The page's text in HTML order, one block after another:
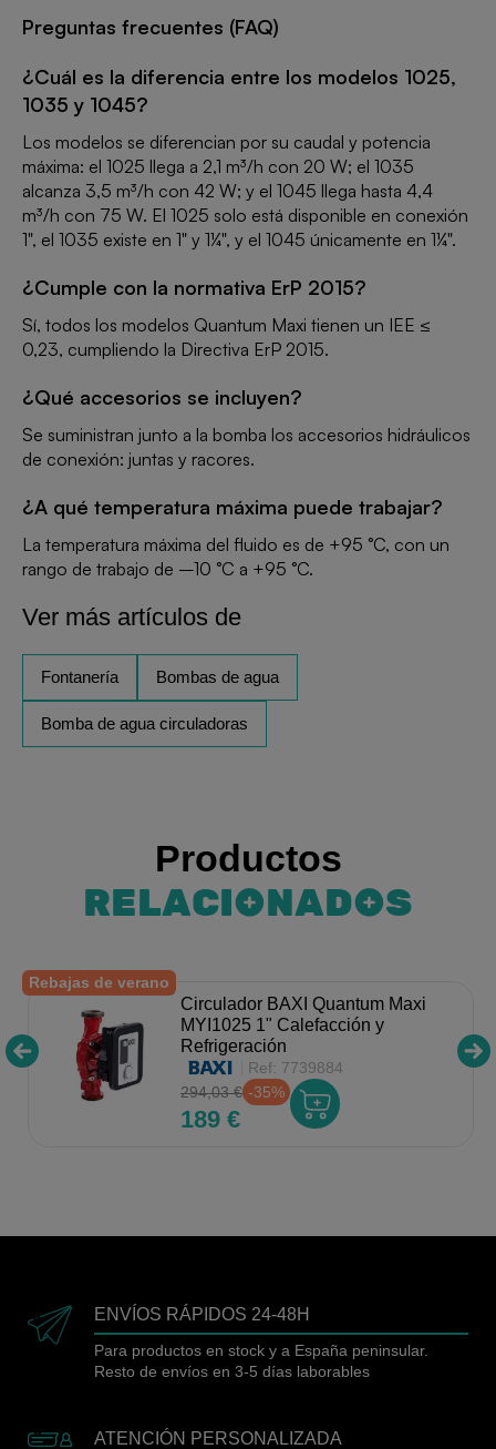
Preguntas frecuentes (FAQ)
¿Cuál es la diferencia entre los modelos 1025,
1035 y 1045?
Los modelos se diferencian por su caudal y potencia
máxima: el 1025 llega a 2,1 m³/h con 20 W; el 1035
alcanza 3,5 m³/h con 42 W; y el 1045 llega hasta 4,4
m³/h con 75 W. El 1025 solo está disponible en conexión
1", el 1035 existe en 1" y 1¼", y el 1045 únicamente en 1¼".
¿Cumple con la normativa ErP 2015?
Sí, todos los modelos Quantum Maxi tienen un IEE ≤
0,23, cumpliendo la Directiva ErP 2015.
¿Qué accesorios se incluyen?
Se suministran junto a la bomba los accesorios hidráulicos
de conexión: juntas y racores.
¿A qué temperatura máxima puede trabajar?
La temperatura máxima del fluido es de +95 °C, con un
rango de trabajo de –10 °C a +95 °C.
Ver más artículos de
Fontanería Bombas de agua
Bomba de agua circuladoras
Productos
RELACIONADOS
Rebajas de verano
Circulador BAXI Quantum Maxi
MYI1025 1" Calefacción y
Refrigeración
Ref: 7739884
294,03 € -35%
189 €
ENVÍOS RÁPIDOS 24-48H
Para productos en stock y a España peninsular.
Resto de envíos en 3-5 días laborables
ATENCIÓN PERSONALIZADA